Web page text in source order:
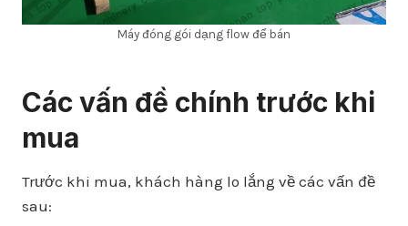
Máy đóng gói dạng flow để bán
Các vấn đề chính trước khi
mua
Trước khi mua, khách hàng lo lắng về các vấn đề
sau: